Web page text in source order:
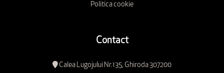
Politica cookie
Contact
Calea Lugojului Nr.135, Ghiroda 307200